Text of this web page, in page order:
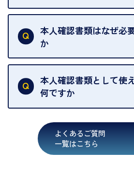
売却当日を含む8日間のうち
出張買取のお品物は、8日間保
お品物の内容や点数によって
取の場合は1点あたり数分程度
お品物の場合は、お時間をい
本人確認書類はなぜ必
か
買取店は古物営業法により、
行うことが義務付けられてい
いただくためにも、ご協力を
本人確認書類として使
何ですか
・健康保険証確認書
・マイナンバーカード
・在留カード
よくあるご質問
一覧はこちら